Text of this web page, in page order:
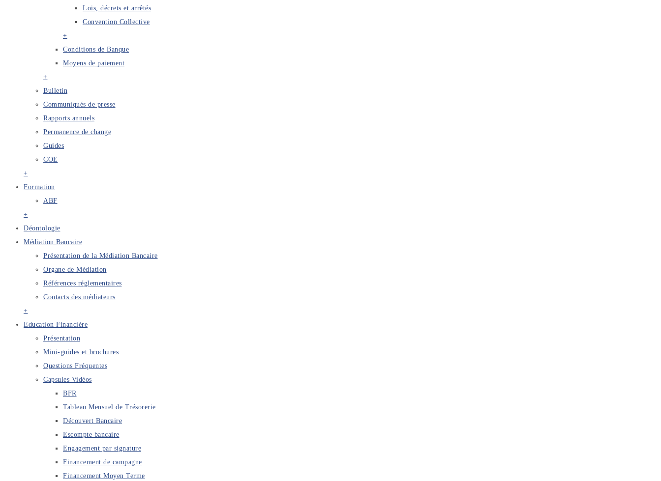
Lois, décrets et arrêtés
Convention Collective
+
Conditions de Banque
Moyens de paiement
+
Bulletin
Communiqués de presse
Rapports annuels
Permanence de change
Guides
COE
+
Formation
ABF
+
Déontologie
Médiation Bancaire
Présentation de la Médiation Bancaire
Organe de Médiation
Références réglementaires
Contacts des médiateurs
+
Education Financière
Présentation
Mini-guides et brochures
Questions Fréquentes
Capsules Vidéos
BFR
Tableau Mensuel de Trésorerie
Découvert Bancaire
Escompte bancaire
Engagement par signature
Financement de campagne
Financement Moyen Terme